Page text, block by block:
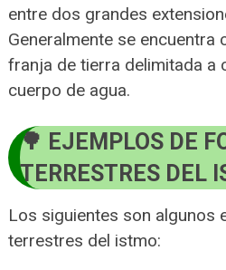
entre dos grandes
Generalmente se encuentra
franja de tierra delimitada a
cuerpo de agua.
EJEMPLOS DE
TERRESTRES DEL
Los siguientes son algunos
terrestres del istmo: